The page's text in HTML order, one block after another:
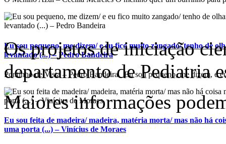
Eu sou pequeno, me dizem/ e eu fico muito zangado/ tenho de
levantado (...) – Pedro Bandeira
Pontinho de Vista – Pedro Bandeira Eu sou pequeno, me dizem, e
Eu sou feita de madeira/ madeira, matéria morta/ mas não há
uma porta (...) – Vinícius de Moraes
Os projetos de iniciação
departamento de Pediatria
Maiores informações